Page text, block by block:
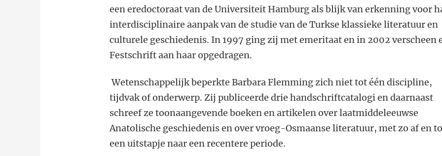
een eredoctoraat van de Universiteit Hamburg als blijk van erkenning voor
interdisciplinaire aanpak van de studie van de Turkse klassieke literatuur en
culturele geschiedenis. In 1997 ging zij met emeritaat en in 2002 verscheen
Festschrift aan haar opgedragen.
Wetenschappelijk beperkte Barbara Flemming zich niet tot één discipline,
tijdvak of onderwerp. Zij publiceerde drie handschriftcatalogi en daarnaast
schreef ze toonaangevende boeken en artikelen over laatmiddeleeuwse
Anatolische geschiedenis en over vroeg-Osmaanse literatuur, met zo af en
een uitstapje naar een recentere periode.